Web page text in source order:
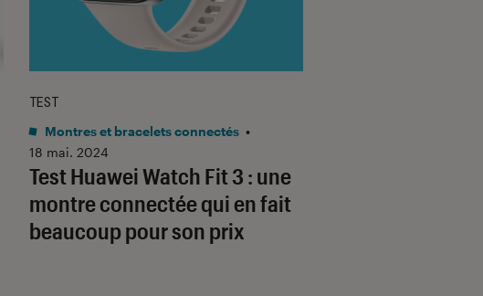
Test Huawei Watch Fit 3 : une
montre connectée qui en fait
beaucoup pour son prix
TEST
Montres et bracelets connectés •
18 mai. 2024